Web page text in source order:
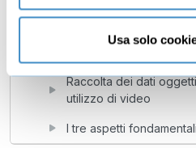
Usa solo
sponsorizzazioni
Raccolta dei dati
utilizzo di video
I tre aspetti fondamentali